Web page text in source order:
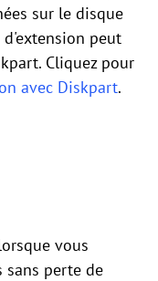
sur le disque
d'extension peut
Cliquez pour
avec Diskpart.
vous
perte de